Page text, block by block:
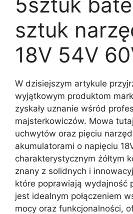
sztuk
18V 54V
W dzisiejszym artykule
wyjątkowym produktom
zyskały uznanie wśród
majsterkowiczów. Mowa
uchwytów oraz pięciu
akumulatorami o napięciu
charakterystycznym żółtym
znany z solidnych i
które poprawiają wydajność
jest idealnym połączeniem
mocy oraz funkcjonalności,